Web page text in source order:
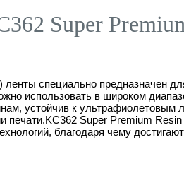
Super
специально предназначен
использовать в широком
устойчив к ультрафиолетовым
печати.KC362 Super Premium
благодаря чему